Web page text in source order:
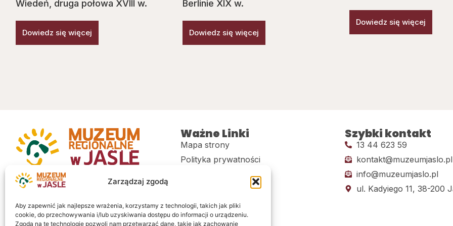
Zarządzaj zgodą
Aby zapewnić jak najlepsze wrażenia, korzystamy z technologii, takich jak pliki
cookie, do przechowywania i/lub uzyskiwania dostępu do informacji o urządzeniu.
Zgoda na te technologie pozwoli nam przetwarzać dane, takie jak zachowanie
Wiedeń, druga połowa XVIII w.
Dowiedz się więcej
Berlinie XIX w.
Dowiedz się więcej
Dowiedz się więcej
Muzeum regionalne w Jaśle im. dr.
Stanisława Kadyiego
Ważne Linki
Mapa strony
Polityka prywatności
Deklaracja dostępności
Sklep
Szybki kontakt
13 44 623 59
kontakt@muzeumjaslo.pl
info@muzeumjaslo.pl
ul. Kadyiego 11, 38-200